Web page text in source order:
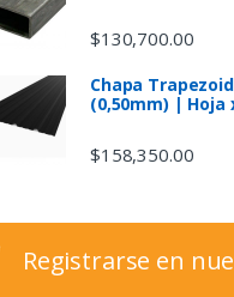
$130,700.00
Chapa
(0,50mm) | Hoja
$158,350.00
Registrarse en